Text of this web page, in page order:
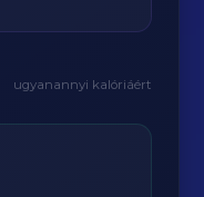
ugyanannyi kalóriáért